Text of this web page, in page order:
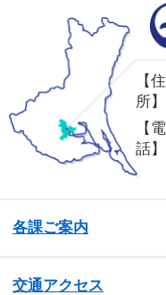
【住
所】
【電
話】
各課ご案内
交通アクセス